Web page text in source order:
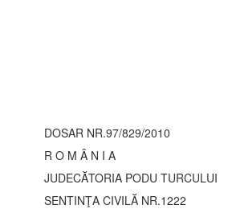
DOSAR NR.97/829/2010
R O M Â N I A
JUDECĂTORIA PODU TURCULUI
SENTINŢA CIVILĂ NR.1222